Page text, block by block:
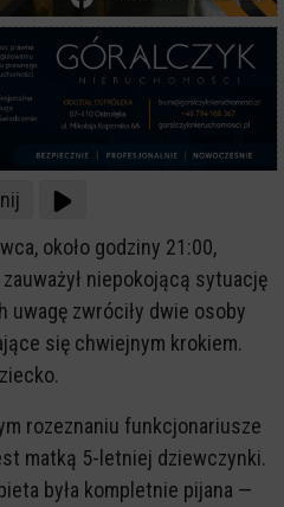
około godziny 21:00,
niepokojącą sytuację
uwagę zwróciły dwie osoby
się chwiejnym krokiem.
rozeznaniu funkcjonariusze
matką 5-letniej dziewczynki.
była kompletnie pijana —